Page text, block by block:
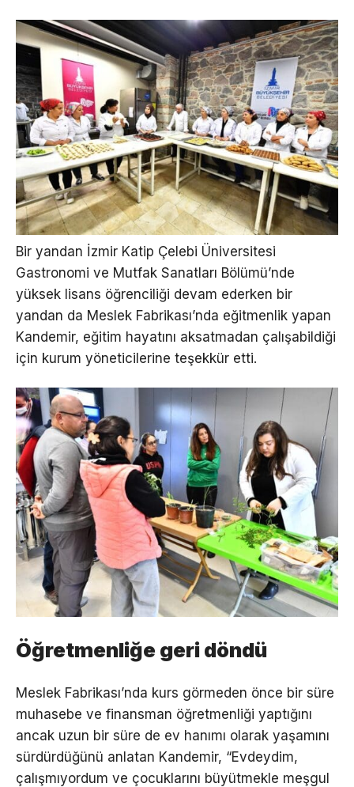
Bir yandan İzmir Katip Çelebi Üniversitesi
Gastronomi ve Mutfak Sanatları Bölümü’nde
yüksek lisans öğrenciliği devam ederken bir
yandan da Meslek Fabrikası’nda eğitmenlik yapan
Kandemir, eğitim hayatını aksatmadan çalışabildiği
için kurum yöneticilerine teşekkür etti.
Öğretmenliğe geri döndü
Meslek Fabrikası’nda kurs görmeden önce bir süre
muhasebe ve finansman öğretmenliği yaptığını
ancak uzun bir süre de ev hanımı olarak yaşamını
sürdürdüğünü anlatan Kandemir, “Evdeydim,
çalışmıyordum ve çocuklarını büyütmekle meşgul